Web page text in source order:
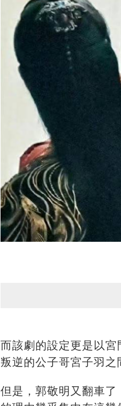
而該劇的設定更是以
叛逆的公子哥宮子羽之
但是，郭敬明又翻車